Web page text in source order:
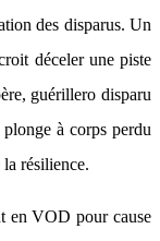
des disparus. Un
déceler une piste
guérillero disparu
à corps perdu
la résilience.
en VOD pour cause